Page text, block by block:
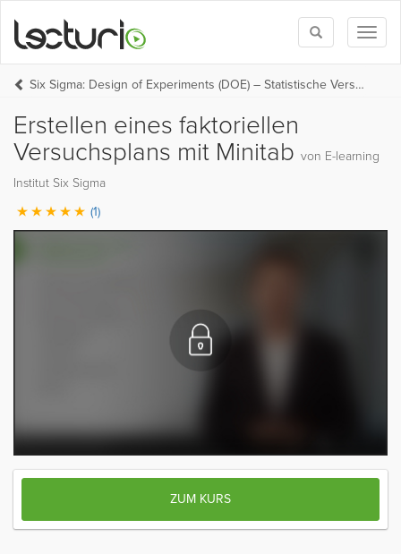
Toggle
search
Six Sigma: Design of Experiments (DOE) – Statistische Versuchsplanung
Erstellen eines faktoriellen
Versuchsplans mit Minitab von E-learning
Institut Six Sigma
(1)
ZUM KURS